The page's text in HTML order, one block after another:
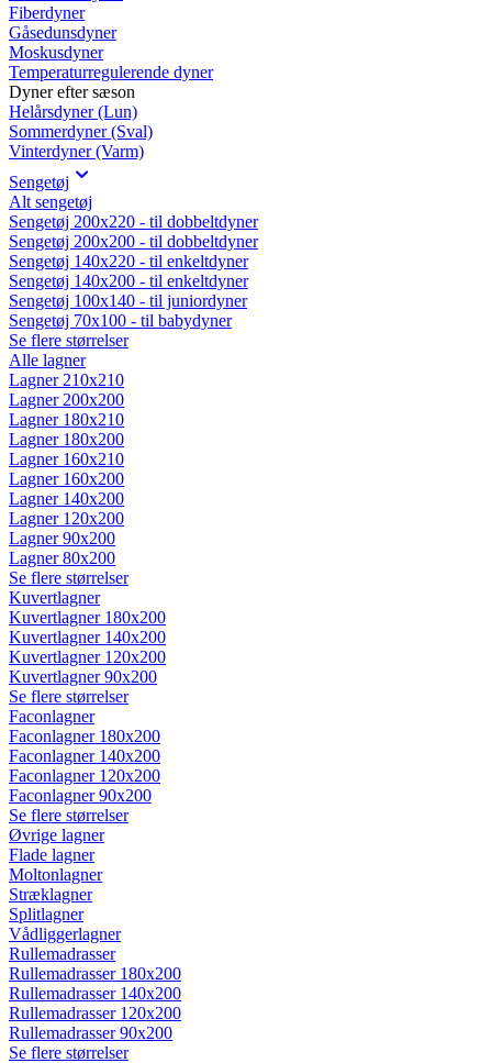
Fiberdyner
Gåsedunsdyner
Moskusdyner
Temperaturregulerende dyner
Dyner efter sæson
Helårsdyner (Lun)
Sommerdyner (Sval)
Vinterdyner (Varm)
Sengetøj
Alt sengetøj
Sengetøj 200x220 - til dobbeltdyner
Sengetøj 200x200 - til dobbeltdyner
Sengetøj 140x220 - til enkeltdyner
Sengetøj 140x200 - til enkeltdyner
Sengetøj 100x140 - til juniordyner
Sengetøj 70x100 - til babydyner
Se flere størrelser
Alle lagner
Lagner 210x210
Lagner 200x200
Lagner 180x210
Lagner 180x200
Lagner 160x210
Lagner 160x200
Lagner 140x200
Lagner 120x200
Lagner 90x200
Lagner 80x200
Se flere størrelser
Kuvertlagner
Kuvertlagner 180x200
Kuvertlagner 140x200
Kuvertlagner 120x200
Kuvertlagner 90x200
Se flere størrelser
Faconlagner
Faconlagner 180x200
Faconlagner 140x200
Faconlagner 120x200
Faconlagner 90x200
Se flere størrelser
Øvrige lagner
Flade lagner
Moltonlagner
Stræklagner
Splitlagner
Vådliggerlagner
Rullemadrasser
Rullemadrasser 180x200
Rullemadrasser 140x200
Rullemadrasser 120x200
Rullemadrasser 90x200
Se flere størrelser